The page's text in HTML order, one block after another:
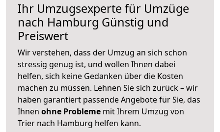
Ihr Umzugsexperte für Umzüge
nach Hamburg Günstig und
Preiswert
Wir verstehen, dass der Umzug an sich schon
stressig genug ist, und wollen Ihnen dabei
helfen, sich keine Gedanken über die Kosten
machen zu müssen. Lehnen Sie sich zurück – wir
haben garantiert passende Angebote für Sie, das
Ihnen ohne Probleme mit Ihrem Umzug von
Trier nach Hamburg helfen kann.